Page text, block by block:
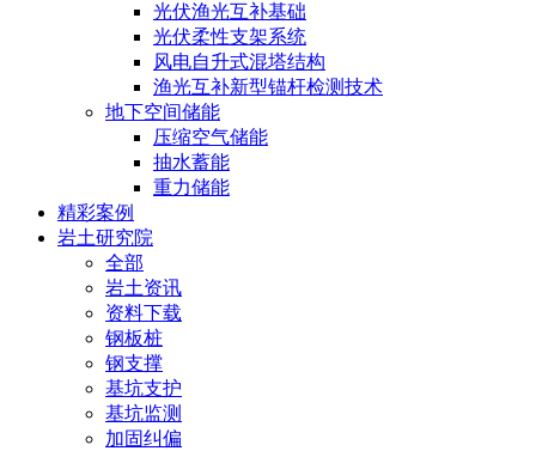
光伏渔光互补基础
光伏柔性支架系统
风电自升式混塔结构
渔光互补新型锚杆检测技术
地下空间储能
压缩空气储能
抽水蓄能
重力储能
精彩案例
岩土研究院
全部
岩土资讯
资料下载
钢板桩
钢支撑
基坑支护
基坑监测
加固纠偏